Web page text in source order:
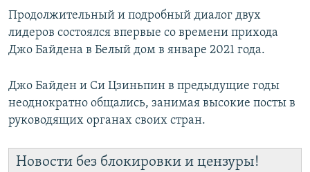
Продолжительный и подробный диалог двух
лидеров состоялся впервые со времени прихода
Джо Байдена в Белый дом в январе 2021 года.
Джо Байден и Си Цзиньпин в предыдущие годы
неоднократно общались, занимая высокие посты в
руководящих органах своих стран.
Новости без блокировки и цензуры!